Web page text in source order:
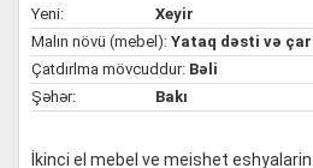
Yeni:
Xeyir
Malın növü (mebel): Yataq dəsti və
Çatdırlma mövcuddur: Bəli
Şəhər:
Bakı
İkinci el mebel ve meishet